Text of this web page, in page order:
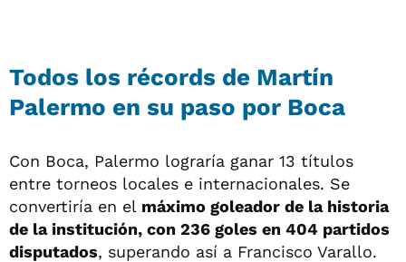
Todos los récords de Martín
Palermo en su paso por Boca
Con Boca, Palermo lograría ganar 13 títulos
entre torneos locales e internacionales. Se
convertiría en el máximo goleador de la historia
de la institución, con 236 goles en 404 partidos
disputados, superando así a Francisco Varallo.